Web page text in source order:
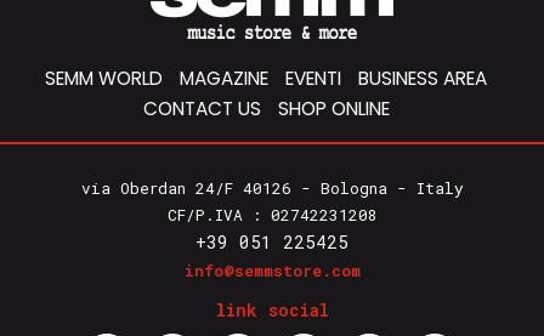
SEMM WORLD MAGAZINE EVENTI
BUSINESS AREA
CONTACT US
SHOP ONLINE
via Oberdan 24/F 40126 - Bologna - Italy
CF/P.IVA : 02742231208
+39 051 225425
info@semmstore.com
link social